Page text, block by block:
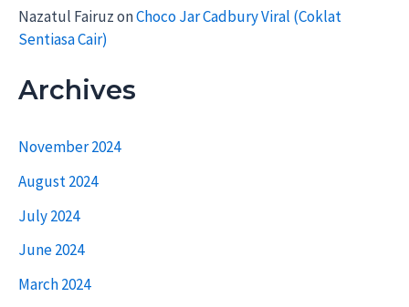
Nazatul FairuzonChoco Jar Cadbury Viral (Coklat
Sentiasa Cair)
Archives
November 2024
August 2024
July 2024
June 2024
March 2024